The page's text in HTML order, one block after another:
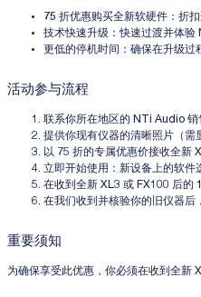
75 折优惠购买全新软硬件 ：折
技术快速升级 ：快速过渡并体验
更低的停机时间 ：确保在升级过
活动参与流程
联系你所在地区的 NTi Audio 销
提供你现有仪器的清晰照片（需
以 75 折的专属优惠价接收全新
立即开始使用 ：新设备上的软
在收到全新 XL3 或 FX100 后的
在我们收到并核验你的旧仪器后
重要须知
为确保享受此优惠，你必须在收到全新